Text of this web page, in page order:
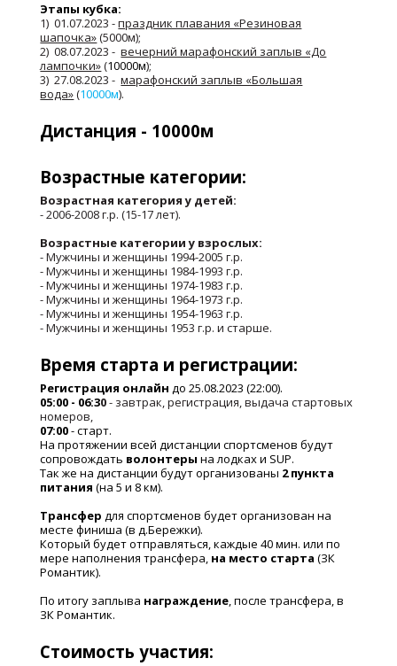
Этапы кубка:
1) 01.07.2023 -праздник плавания «Резиновая
шапочка»(5000м);
2) 08.07.2023 -вечерний марафонский заплыв «До
лампочки»(10000м);
3) 27.08.2023 -марафонский заплыв «Большая
вода»(10000м).
Дистанция - 10000м
Возрастные категории:
Возрастная категория у детей:
- 2006-2008 г.р. (15-17 лет).
Возрастные категории у взрослых:
- Мужчины и женщины 1994-2005 г.р.
- Мужчины и женщины 1984-1993 г.р.
- Мужчины и женщины 1974-1983 г.р.
- Мужчины и женщины 1964-1973 г.р.
- Мужчины и женщины 1954-1963 г.р.
- Мужчины и женщины 1953 г.р. и старше.
Время старта и регистрации:
Регистрация онлайн до 25.08.2023 (22:00).
05:00 - 06:30- завтрак, регистрация, выдача стартовых
номеров,
07:00- старт.
На протяжении всей дистанции спортсменов будут
сопровождать волонтеры на лодках и SUP.
Так же на дистанции будут организованы 2пункта
питания (на 5 и 8 км).
Трансфер для спортсменов будет организован на
месте финиша (в д.Бережки).
Который будет отправляться, каждые 40 мин. или по
мере наполнения трансфера, на место старта (ЗК
Романтик).
По итогу заплыва награждение, после трансфера, в
ЗК Романтик.
Стоимость участия: